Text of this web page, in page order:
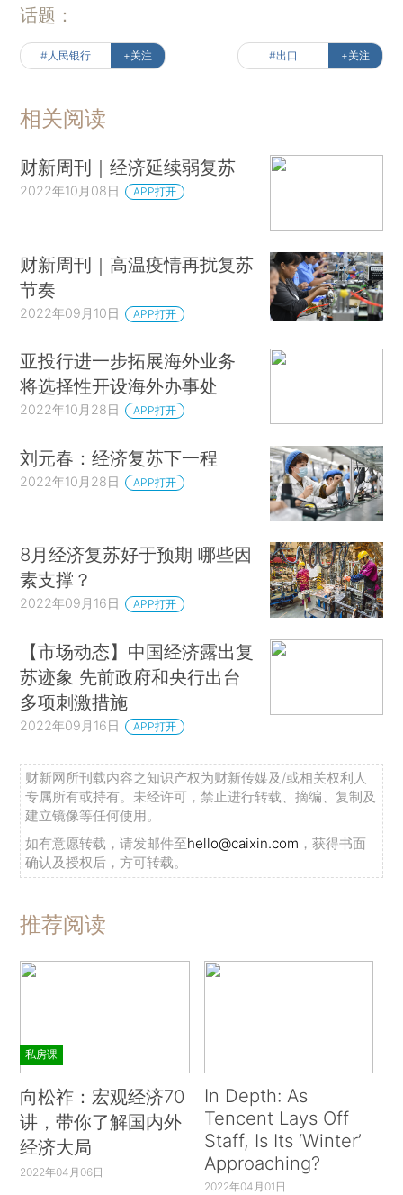
话题：
#人民银行 +关注 #出口 +关注
相关阅读
财新周刊｜经济延续弱复苏
2022年10月08日 APP打开
财新周刊｜高温疫情再扰复苏
节奏
2022年09月10日 APP打开
亚投行进一步拓展海外业务
将选择性开设海外办事处
2022年10月28日 APP打开
刘元春：经济复苏下一程
2022年10月28日 APP打开
8月经济复苏好于预期 哪些因
素支撑？
2022年09月16日 APP打开
【市场动态】中国经济露出复
苏迹象 先前政府和央行出台
多项刺激措施
2022年09月16日 APP打开
财新网所刊载内容之知识产权为财新传媒及/或相关权利人
专属所有或持有。未经许可，禁止进行转载、摘编、复制及
建立镜像等任何使用。
如有意愿转载，请发邮件至hello@caixin.com ，获得书面
确认及授权后，方可转载。
推荐阅读
私房课
向松祚：宏观经济70
讲，带你了解国内外
经济大局
2022年04月06日
In Depth: As
Tencent Lays Off
Staff, Is Its ‘Winter’
Approaching?
2022年04月01日